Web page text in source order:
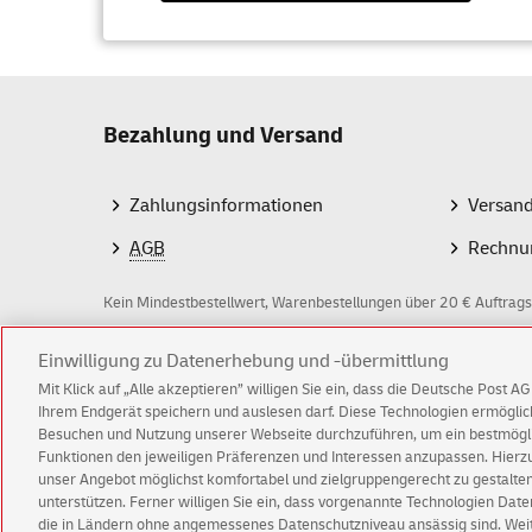
Bezahlung und Versand
Zahlungsinformationen
AGB
Kein Mindestbestellwert, Warenbestellungen über 20 €
Z
a
h
l
m
© Fri Aug 07 03:38:17 CEST 2026 Deutsche Post
Impressum
Datenschutz Einwilligungs-
Einwilligung zu Datenerhebung und -übermittlung
Mit Klick auf „Alle akzeptieren” willigen Sie ein, dass die Deutsche Post
Ihrem Endgerät speichern und auslesen darf. Diese Technologien
Besuchen und Nutzung unserer Webseite durchzuführen, um ein
Funktionen den jeweiligen Präferenzen und Interessen anzupassen.
unser Angebot möglichst komfortabel und zielgruppengerecht zu
unterstützen. Ferner willigen Sie ein, dass vorgenannte Technologien
die in Ländern ohne angemessenes Datenschutzniveau ansässig sind.